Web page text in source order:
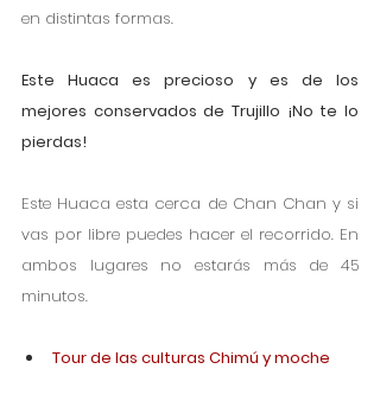
en distintas formas.
Este Huaca es precioso y es de los
mejores conservados de Trujillo ¡No te lo
pierdas!
Este Huaca esta cerca de Chan Chan y si
vas por libre puedes hacer el recorrido. En
ambos lugares no estarás más de 45
minutos.
Tour de las culturas Chimú y moche